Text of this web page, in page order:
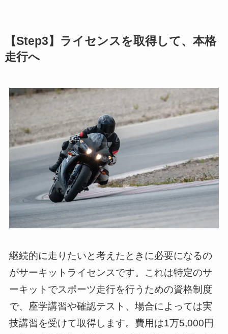
【Step3】ライセンスを取得して、本格
走行へ
継続的に走りたいと考えたときに必要になるの
がサーキットライセンスです。これは特定のサ
ーキットでスポーツ走行を行うための資格制度
で、座学講習や確認テスト、場合によっては実
技講習を受けて取得します。費用は1万5,000円